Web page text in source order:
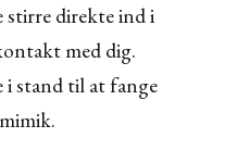
stirre direkte ind i
med dig.
i stand til at fange